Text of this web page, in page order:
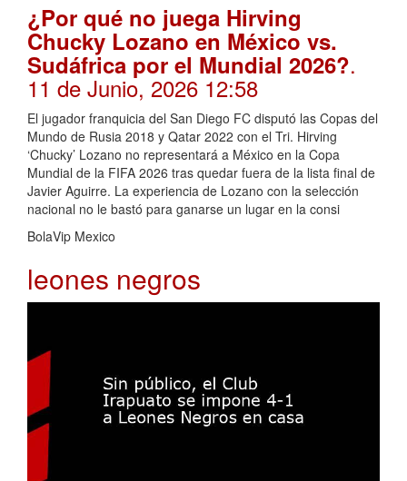
¿Por qué no juega Hirving
Chucky Lozano en México vs.
Sudáfrica por el Mundial 2026?.
11 de Junio, 2026 12:58
El jugador franquicia del San Diego FC disputó las Copas del
Mundo de Rusia 2018 y Qatar 2022 con el Tri. Hirving
‘Chucky’ Lozano no representará a México en la Copa
Mundial de la FIFA 2026 tras quedar fuera de la lista final de
Javier Aguirre. La experiencia de Lozano con la selección
nacional no le bastó para ganarse un lugar en la consi
BolaVip Mexico
leones negros